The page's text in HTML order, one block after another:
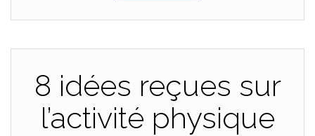
8 idées reçues sur
l’activité physique